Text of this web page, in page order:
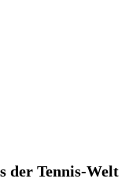
der Tennis-Welt